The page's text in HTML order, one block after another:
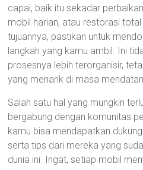
capai, baik itu sekadar
mobil harian, atau restorasi
tujuannya, pastikan untuk
langkah yang kamu ambil. Ini
prosesnya lebih terorganisir,
yang menarik di masa
Salah satu hal yang mungkin
bergabung dengan komunitas
kamu bisa mendapatkan
serta tips dari mereka yang
dunia ini. Ingat, setiap mobil